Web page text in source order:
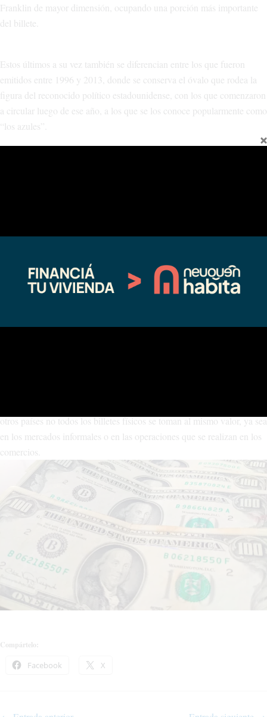
Franklin de mayor dimensión, ocupando una porción más importante
del billete.
Estos últimos a su vez también se diferencian entre los que fueron
emitidos entre 1996 y 2013, donde se conserva el óvalo que rodea la
figura del reconocido político estadounidense, con los que comenzaron
a circular luego de ese año, a los que se los conoce popularmente como
“los azules”.
otros países no todos los billetes físicos se toman al mismo valor, ya sea
en los mercados informales o en las operaciones que se realizan en los
comercios.
Compártelo:
Facebook X